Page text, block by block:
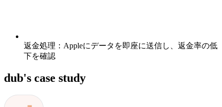
返金処理：Appleにデータを即座に送信し、返金率の低
下を確認
dub's case study